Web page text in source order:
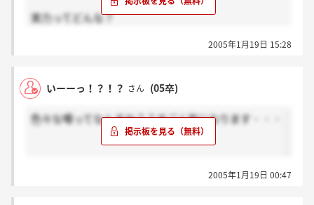
実力ってどんな？
は？
条件って？
2005年1月19日 15:28
いーーっ！？！？ さん (05卒)
色々な噂ってなんすか？？すごく気になります・・・
2005年1月19日 00:47